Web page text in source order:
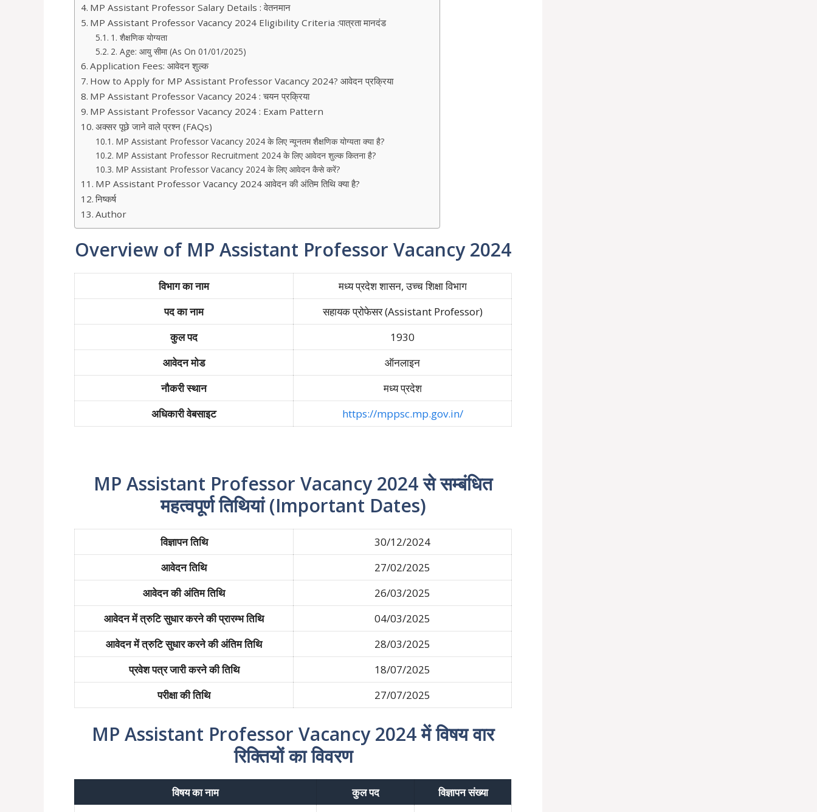
MP Assistant Professor Salary Details : वेतनमान
MP Assistant Professor Vacancy 2024 Eligibility Criteria :पात्रता मानदंड
1. शैक्षणिक योग्यता
2. Age: आयु सीमा (As On 01/01/2025)
Application Fees: आवेदन शुल्क
How to Apply for MP Assistant Professor Vacancy 2024? आवेदन प्रक्रिया
MP Assistant Professor Vacancy 2024 : चयन प्रक्रिया
MP Assistant Professor Vacancy 2024 : Exam Pattern
अक्सर पूछे जाने वाले प्रश्न (FAQs)
MP Assistant Professor Vacancy 2024 के लिए न्यूनतम शैक्षणिक योग्यता क्या है?
MP Assistant Professor Recruitment 2024 के लिए आवेदन शुल्क कितना है?
MP Assistant Professor Vacancy 2024 के लिए आवेदन कैसे करें?
MP Assistant Professor Vacancy 2024 आवेदन की अंतिम तिथि क्या है?
निष्कर्ष
Author
Overview of MP Assistant Professor Vacancy 2024
विभाग का नाम
मध्य प्रदेश शासन, उच्च शिक्षा विभाग
पद का नाम
सहायक प्रोफेसर (Assistant Professor)
कुल पद
1930
आवेदन मोड
ऑनलाइन
नौकरी स्थान
मध्य प्रदेश
अधिकारी वेबसाइट
https://mppsc.mp.gov.in/
MP Assistant Professor Vacancy 2024 से सम्बंधित
महत्वपूर्ण तिथियां (Important Dates)
विज्ञापन तिथि
30/12/2024
आवेदन तिथि
27/02/2025
आवेदन की अंतिम तिथि
26/03/2025
आवेदन में त्रुटि सुधार करने की प्रारम्भ तिथि
04/03/2025
आवेदन में त्रुटि सुधार करने की अंतिम तिथि
28/03/2025
प्रवेश पत्र जारी करने की तिथि
18/07/2025
परीक्षा की तिथि
27/07/2025
MP Assistant Professor Vacancy 2024 में विषय वार
रिक्तियों का विवरण
विषय का नाम कुल पद
विज्ञापन संख्या